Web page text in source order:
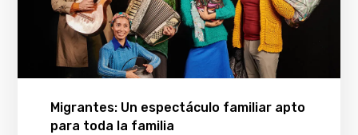
Migrantes: Un espectáculo familiar apto
para toda la familia